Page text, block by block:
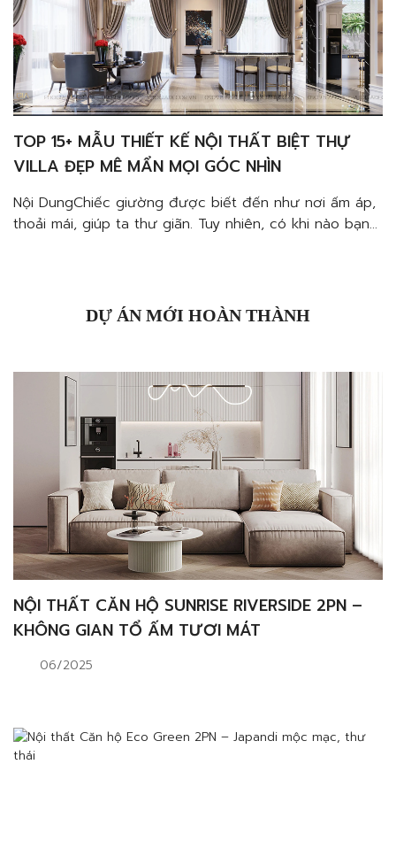
TOP 15+ MẪU THIẾT KẾ NỘI THẤT BIỆT THỰ
VILLA ĐẸP MÊ MẨN MỌI GÓC NHÌN
Nội DungChiếc giường được biết đến như nơi ấm áp,
thoải mái, giúp ta thư giãn. Tuy nhiên, có khi nào bạn
DỰ ÁN MỚI HOÀN THÀNH
NỘI THẤT CĂN HỘ SUNRISE RIVERSIDE 2PN –
KHÔNG GIAN TỔ ẤM TƯƠI MÁT
06/2025